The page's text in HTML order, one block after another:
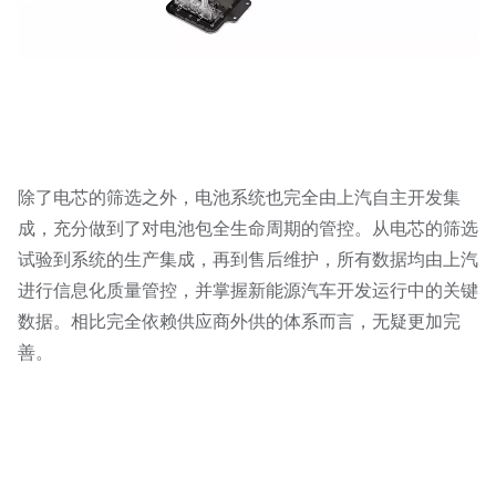
除了电芯的筛选之外，电池系统也完全由上汽自主开发集
成，充分做到了对电池包全生命周期的管控。从电芯的筛选
试验到系统的生产集成，再到售后维护，所有数据均由上汽
进行信息化质量管控，并掌握新能源汽车开发运行中的关键
数据。相比完全依赖供应商外供的体系而言，无疑更加完
善。